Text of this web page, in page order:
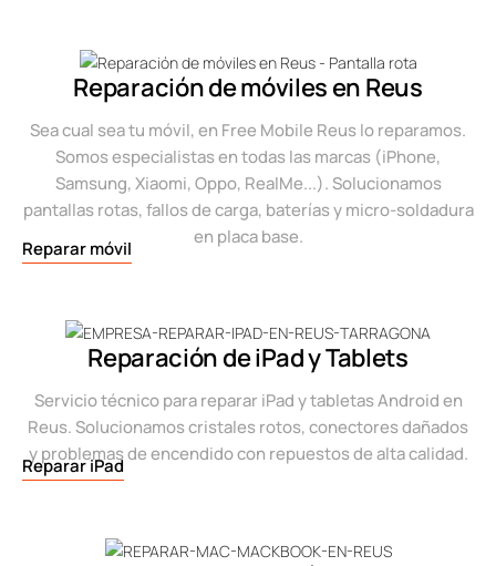
Reparación de móviles en Reus
Sea cual sea tu móvil, en Free Mobile Reus lo reparamos.
Somos especialistas en todas las marcas (iPhone,
Samsung, Xiaomi, Oppo, RealMe...). Solucionamos
pantallas rotas, fallos de carga, baterías y micro-soldadura
en placa base.
Reparar móvil
Reparación de iPad y Tablets
Servicio técnico para reparar iPad y tabletas Android en
Reus. Solucionamos cristales rotos, conectores dañados
y problemas de encendido con repuestos de alta calidad.
Reparar iPad